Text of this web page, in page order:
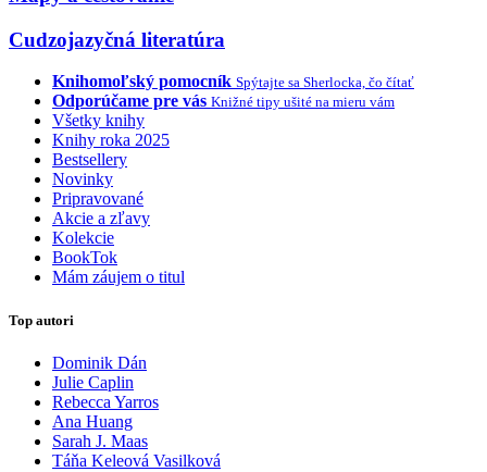
Cudzojazyčná literatúra
Knihomoľský pomocník Spýtajte sa Sherlocka, čo čítať
Odporúčame pre vás Knižné tipy ušité na mieru vám
Všetky knihy
Knihy roka 2025
Bestsellery
Novinky
Pripravované
Akcie a zľavy
Kolekcie
BookTok
Mám záujem o titul
Top autori
Dominik Dán
Julie Caplin
Rebecca Yarros
Ana Huang
Sarah J. Maas
Táňa Keleová Vasilková